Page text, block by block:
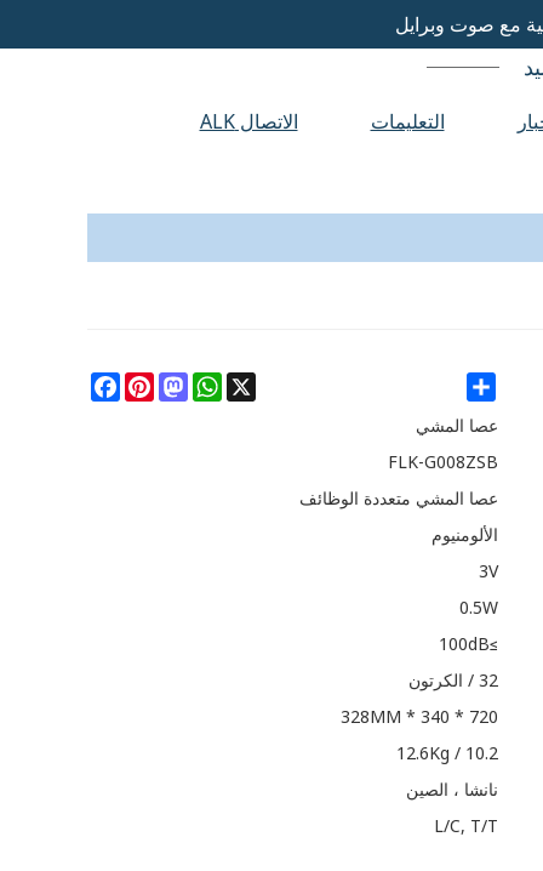
مع صوت وبرايل
التعليمات الاتصال ALK
Share
FacebookPinterest
Mastodon
WhatsApp
X
عصا المشي
FLK-G008ZSB
عصا المشي متعددة الوظائف
الألومنيوم
3V
0.5W
≥100dB
32 / الكرتون
720 * 340 * 328MM
10.2 / 12.6Kg
نانشا ، الصين
L/C, T/T